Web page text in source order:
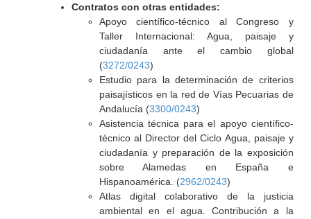
Contratos con otras entidades:
Apoyo científico-técnico al Congreso y
Taller Internacional: Agua, paisaje y
ciudadanía ante el cambio global
(3272/0243)
Estudio para la determinación de criterios
paisajísticos en la red de Vías Pecuarias de
Andalucía (3300/0243)
Asistencia técnica para el apoyo científico-
técnico al Director del Ciclo Agua, paisaje y
ciudadanía y preparación de la exposición
sobre Alamedas en España e
Hispanoamérica. (2962/0243)
Atlas digital colaborativo de la justicia
ambiental en el agua. Contribución a la